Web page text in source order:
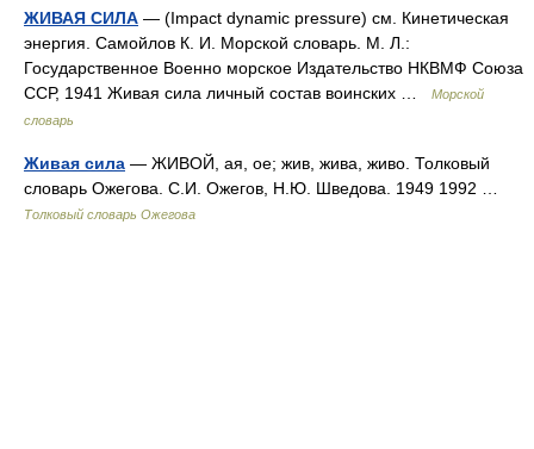
ЖИВАЯ СИЛА — (Impact dynamic pressure) см. Кинетическая
энергия. Самойлов К. И. Морской словарь. М. Л.:
Государственное Военно морское Издательство НКВМФ Союза
ССР, 1941 Живая сила личный состав воинских …
Морской
словарь
Живая сила — ЖИВОЙ, ая, ое; жив, жива, живо. Толковый
словарь Ожегова. С.И. Ожегов, Н.Ю. Шведова. 1949 1992 …
Толковый словарь Ожегова